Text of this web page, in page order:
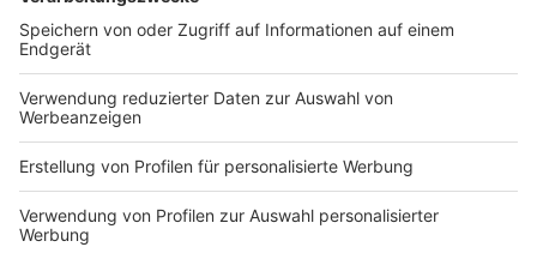
Quarantäne zu begeben.
Anzeige
Erstmals seit Juni beraten am Donnerstag (11.00 Uhr)
die Ministerpräsidenten der Länder wieder mit der
Kanzlerin über eine Neuausrichtung der Corona-